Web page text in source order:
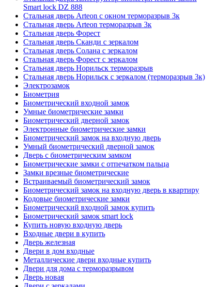
Smart lock DZ 888
Стальная дверь Arteon с окном терморазрыв 3к
Стальная дверь Arteon терморазрыв 3к
Стальная дверь Форест
Стальная дверь Сканди с зеркалом
Стальная дверь Солана с зеркалом
Стальная дверь Форест с зеркалом
Стальная дверь Норильск терморазрыв
Стальная дверь Норильск с зеркалом (терморазрыв 3к)
Электрозамок
Биометрия
Биометрический входной замок
Умные биометрические замки
Биометрический дверной замок
Электронные биометрические замки
Биометрический замок на входную дверь
Умный биометрический дверной замок
Дверь с биометрическим замком
Биометрические замки с отпечатком пальца
Замки врезные биометрические
Встраиваемый биометрический замок
Биометрический замок на входную дверь в квартиру
Кодовые биометрические замки
Биометрический входной замок купить
Биометрический замок smart lock
Купить новую входную дверь
Входные двери в купить
Дверь железная
Двери в дом входные
Металлические двери входные купить
Двери для дома с терморазрывом
Дверь новая